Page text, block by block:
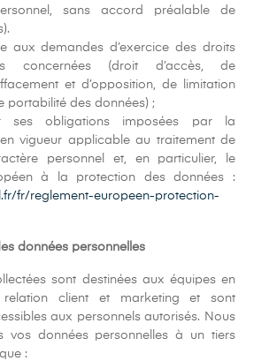
sans accord préalable de
aux demandes d’exercice des droits
concernées (droit d’accès, de
et d’opposition, de limitation
portabilité des données) ;
ses obligations imposées par la
vigueur applicable au traitement de
personnel et, en particulier, le
à la protection des données :
fr/reglement-europeen-protection-
données personnelles
sont destinées aux équipes en
client et marketing et sont
aux personnels autorisés. Nous
vos données personnelles à un tiers
: